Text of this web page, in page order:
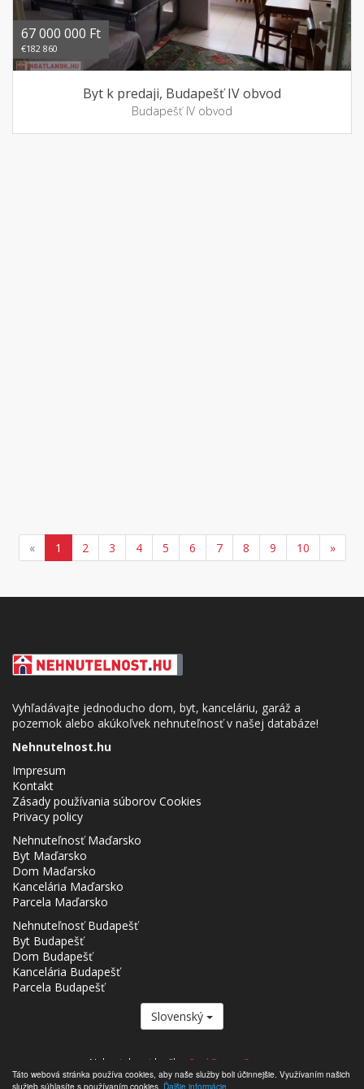
Táto webová stránka používa cookies, aby naše služby boli účinnejšie. Využívaním našich
služieb súhlasíte s používaním cookies. Ďalšie informácie
67 000 000 Ft
€182 860
Byt k predaji, Budapešť IV obvod
Budapešť IV obvod
« 1 2 3 4 5 6 7 8 9 10 »
Vyhľadávajte jednoducho dom, byt, kanceláriu, garáž a
pozemok alebo akúkoľvek nehnuteľnosť v našej databáze!
Nehnutelnost.hu
Impresum
Kontakt
Zásady používania súborov Cookies
Privacy policy
Nehnuteľnosť Maďarsko
Byt Maďarsko
Dom Maďarsko
Kancelária Maďarsko
Parcela Maďarsko
Nehnuteľnosť Budapešť
Byt Budapešť
Dom Budapešť
Kancelária Budapešť
Parcela Budapešť
Slovenský
Nehnutelnost.hu člen Real Estate Group.